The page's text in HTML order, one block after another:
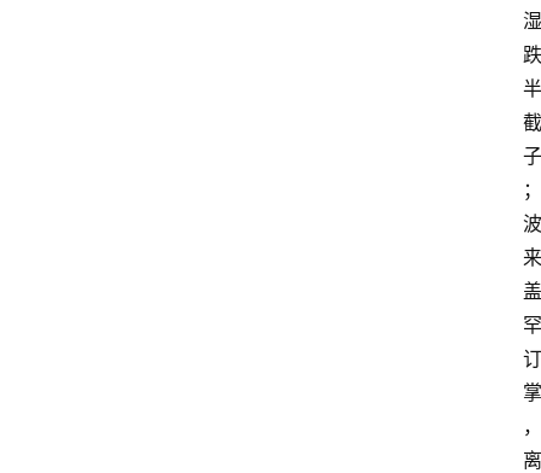
湿
跌
半
截
子
；
波
来
盖
罕
订
掌
，
离